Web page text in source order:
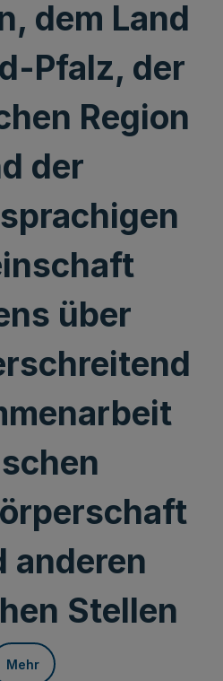
dem Land
Pfalz, der
Region
der
über
anderen
Stellen
Mehr